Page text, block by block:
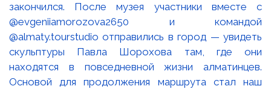
закончился. После музея участники вместе с
@evgeniiamorozova2650 и командой
@almaty.tourstudio отправились в город — увидеть
скульптуры Павла Шорохова там, где они
находятся в повседневной жизни алматинцев.
Основой для продолжения маршрута стал наш